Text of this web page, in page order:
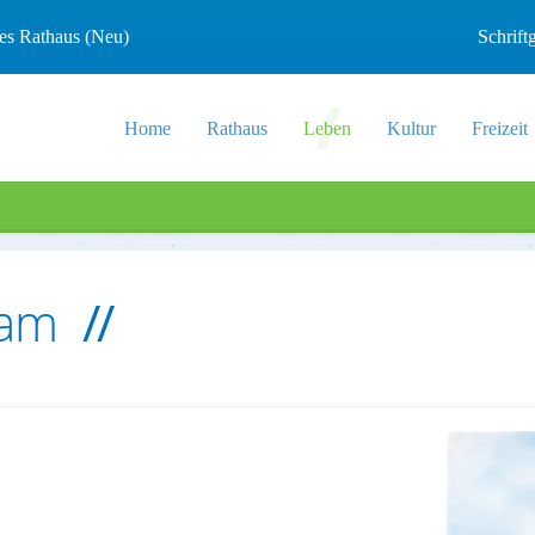
Rathaus (Neu)
Home Rathaus Leben Kultur Freizeit